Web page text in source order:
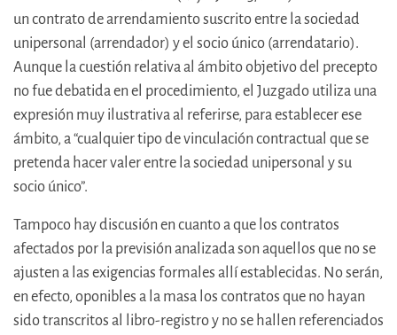
un contrato de arrendamiento suscrito entre la sociedad
unipersonal (arrendador) y el socio único (arrendatario).
Aunque la cuestión relativa al ámbito objetivo del precepto
no fue debatida en el procedimiento, el Juzgado utiliza una
expresión muy ilustrativa al referirse, para establecer ese
ámbito, a “cualquier tipo de vinculación contractual que se
pretenda hacer valer entre la sociedad unipersonal y su
socio único”.
Tampoco hay discusión en cuanto a que los contratos
afectados por la previsión analizada son aquellos que no se
ajusten a las exigencias formales allí establecidas. No serán,
en efecto, oponibles a la masa los contratos que no hayan
sido transcritos al libro-registro y no se hallen referenciados